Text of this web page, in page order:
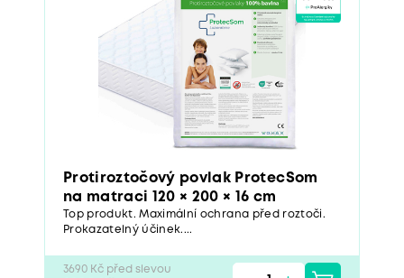
Protiroztočový povlak ProtecSom
na matraci 120 × 200 × 16 cm
Top produkt. Maximální ochrana před roztoči.
Prokazatelný účinek....
3690 Kč před slevou